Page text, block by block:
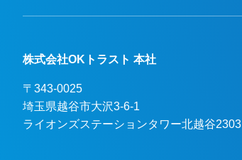
株式会社OKトラスト 本社
〒343-0025
埼玉県越谷市大沢3-6-1
ライオンズステーションタワー北越谷2303